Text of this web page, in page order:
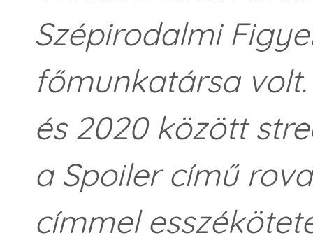
Szépirodalmi
főmunkatársa volt.
és 2020 között
a Spoiler című
címmel